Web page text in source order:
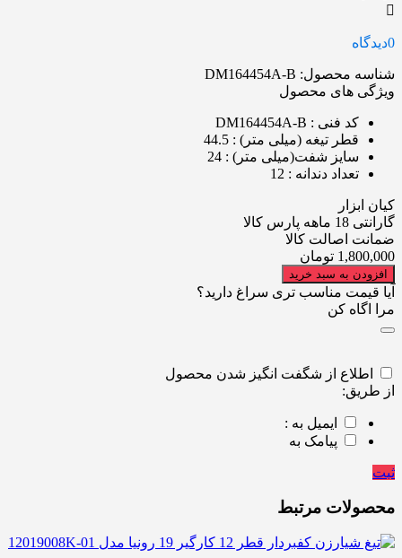
0دیدگاه
شناسه محصول: DM164454A-B
ویژگی های محصول
کد فنی : DM164454A-B
قطر تیغه (میلی متر) : 44.5
سایز شفت(میلی متر) : 24
تعداد دندانه : 12
کیان ابزار
گارانتی 18 ماهه پارس کالا
ضمانت اصالت کالا
1,800,000 تومان
افزودن به سبد خرید
آیا قیمت مناسب تری سراغ دارید؟
مرا اگاه کن
اطلاع از شگفت انگیز شدن محصول
از طریق:
ایمیل به :
پیامک به
ثبت
محصولات مرتبط